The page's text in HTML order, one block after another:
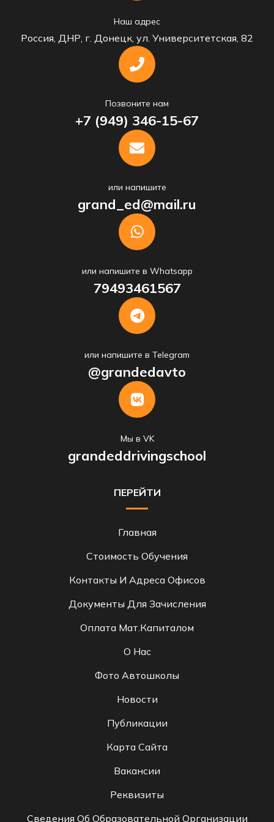
Наш адрес
Россия, ДНР, г. Донецк, ул. Университетская, 82
Позвоните нам
+7 (949) 346-15-67
или напишите
grand_ed@mail.ru
или напишите в Whatsapp
79493461567
или напишите в Telegram
@grandedavto
Мы в VK
grandeddrivingschool
ПЕРЕЙТИ
Главная
Стоимость Обучения
Контакты И Адреса Офисов
Документы Для Зачисления
Оплата Мат.капиталом
О Нас
Фото Автошколы
Новости
Публикации
Карта Сайта
Вакансии
Реквизиты
Сведения Об Образовательной Организации